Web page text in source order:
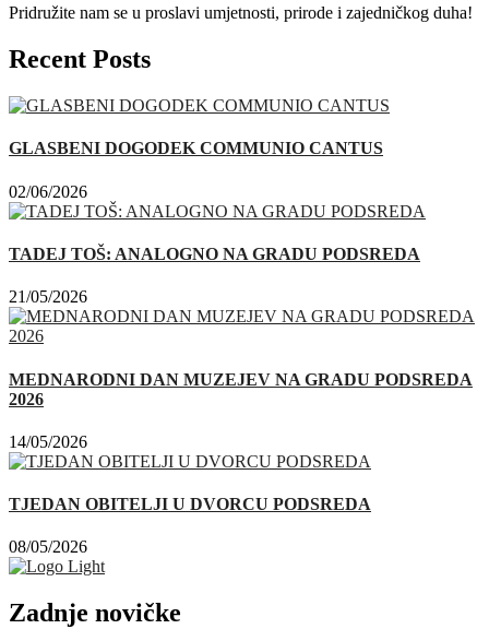
Pridružite nam se u proslavi umjetnosti, prirode i zajedničkog duha!
Recent Posts
GLASBENI DOGODEK COMMUNIO CANTUS
02/06/2026
TADEJ TOŠ: ANALOGNO NA GRADU PODSREDA
21/05/2026
MEDNARODNI DAN MUZEJEV NA GRADU PODSREDA
2026
14/05/2026
TJEDAN OBITELJI U DVORCU PODSREDA
08/05/2026
Zadnje novičke